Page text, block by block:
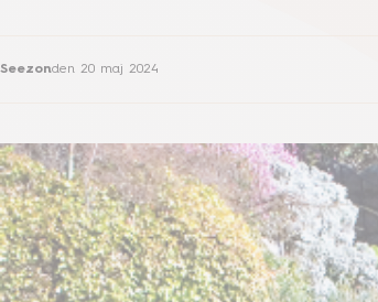
Seezonden 20 maj 2024